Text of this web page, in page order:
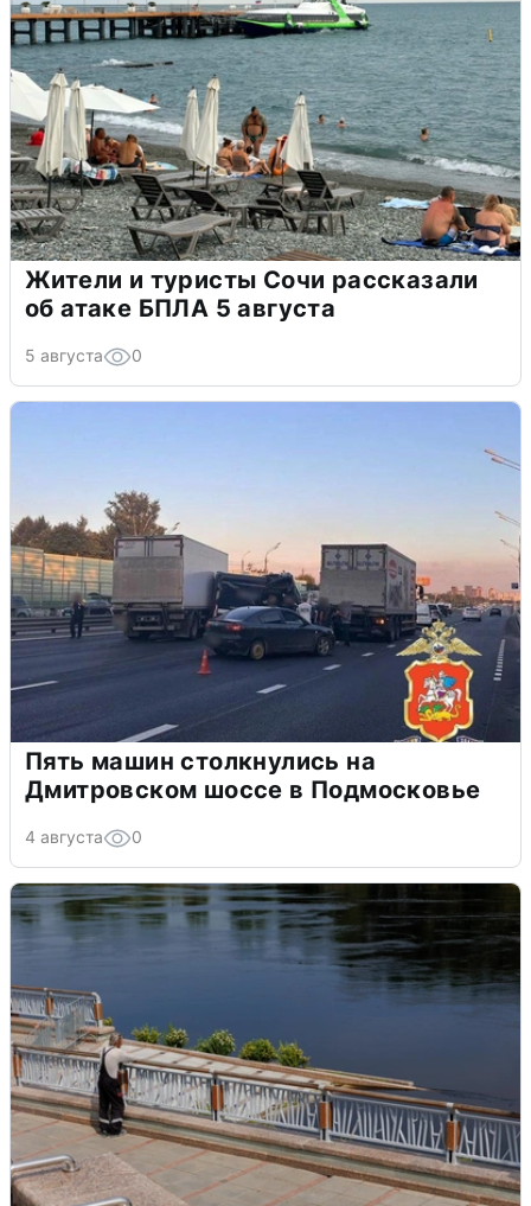
Жители и туристы Сочи рассказали
об атаке БПЛА 5 августа
5 августа 0
Пять машин столкнулись на
Дмитровском шоссе в Подмосковье
4 августа 0